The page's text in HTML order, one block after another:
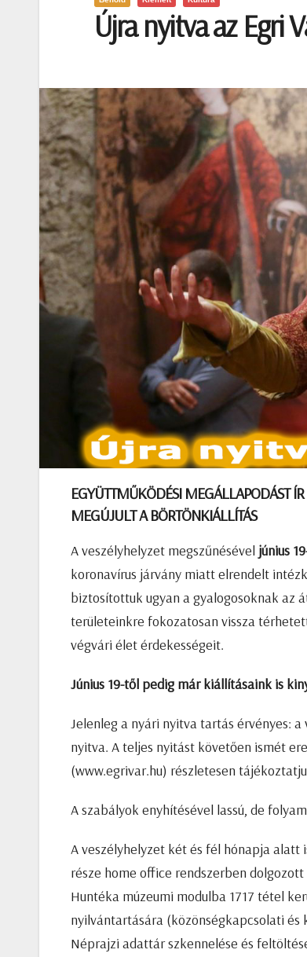
Újra nyitva az Egri
EGYÜTTMŰKÖDÉSI MEGÁLLAPODÁST
MEGÚJULT A BÖRTÖNKIÁLLÍTÁS
A veszélyhelyzet megszűnésével június
koronavírus járvány miatt elrendelt
biztosítottuk ugyan a gyalogosoknak az
területeinkre fokozatosan vissza
végvári élet érdekességeit.
Június 19-től pedig már kiállításaink is
Jelenleg a nyári nyitva tartás érvényes:
nyitva. A teljes nyitást követően ismét
(www.egrivar.hu) részletesen
A szabályok enyhítésével lassú, de
A veszélyhelyzet két és fél hónapja alatt
része home office rendszerben
Huntéka múzeumi modulba 1717 tétel
nyilvántartására (közönségkapcsolati
Néprajzi adattár szkennelése és